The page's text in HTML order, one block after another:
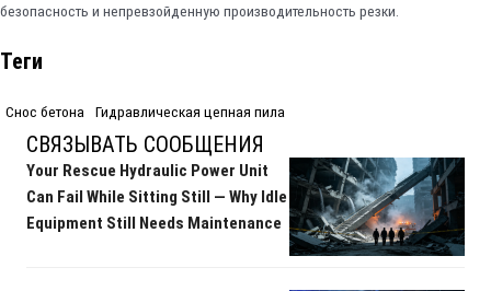
безопасность и непревзойденную производительность резки.
Теги
Снос бетона Гидравлическая цепная пила
СВЯЗЫВАТЬ СООБЩЕНИЯ
Your Rescue Hydraulic Power Unit
Can Fail While Sitting Still — Why Idle
Equipment Still Needs Maintenance